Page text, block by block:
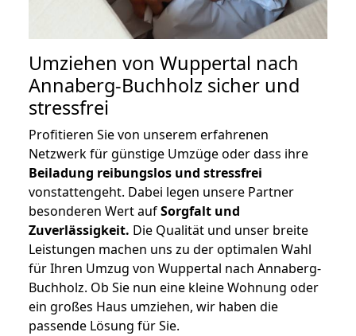
Umziehen von Wuppertal nach
Annaberg-Buchholz sicher und
stressfrei
Profitieren Sie von unserem erfahrenen
Netzwerk für günstige Umzüge oder dass ihre
Beiladung reibungslos und stressfrei
vonstattengeht. Dabei legen unsere Partner
besonderen Wert aufSorgfalt und
Zuverlässigkeit. Die Qualität und unser breite
Leistungen machen uns zu der optimalen Wahl
für Ihren Umzug von Wuppertal nach Annaberg-
Buchholz. Ob Sie nun eine kleine Wohnung oder
ein großes Haus umziehen, wir haben die
passende Lösung für Sie.